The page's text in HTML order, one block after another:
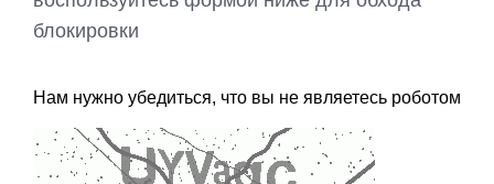
блокировки
Нам нужно убедиться, что вы не являетесь роботом